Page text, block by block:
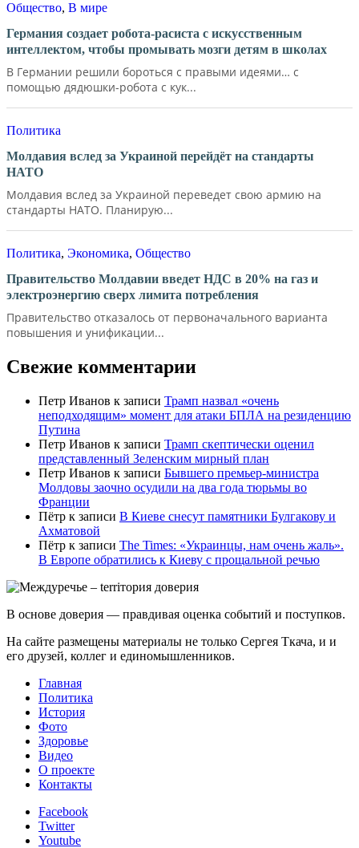
Свежие комментарии
Петр Иванов к записи Трамп назвал «очень
неподходящим» момент для атаки БПЛА на резиденцию
Путина
Петр Иванов к записи Трамп скептически оценил
представленный Зеленским мирный план
Петр Иванов к записи Бывшего премьер-министра
Молдовы заочно осудили на два года тюрьмы во
Франции
Пётр к записи В Киеве снесут памятники Булгакову и
Ахматовой
Пётр к записи Тhe Times: «Украинцы, нам очень жаль».
В Европе обратились к Киеву с прощальной речью
В основе доверия — правдивая оценка событий и поступков.
На сайте размещены материалы не только Сергея Ткача, и и
его друзей, коллег и единомышленников.
Главная
Политика
История
Фото
Здоровье
Видео
О проекте
Контакты
Facebook
Twitter
Youtube